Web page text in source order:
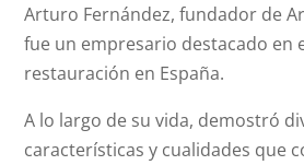
Arturo Fernández, fundador de
fue un empresario destacado en
restauración en España.
A lo largo de su vida, demostró
características y cualidades que